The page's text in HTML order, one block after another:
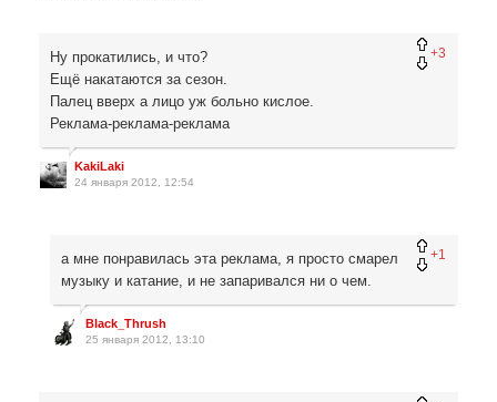
+3
Ну прокатились, и что?
Ещё накатаются за сезон.
Палец вверх а лицо уж больно кислое.
Реклама-реклама-реклама
KakiLaki
24 января 2012, 12:54
+1
а мне понравилась эта реклама, я просто смарел
музыку и катание, и не запаривался ни о чем.
Black_Thrush
25 января 2012, 13:10